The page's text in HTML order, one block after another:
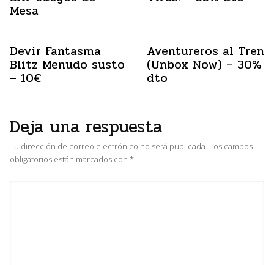
Mesa
Devir Fantasma
Blitz Menudo susto
– 10€
Aventureros al Tren
(Unbox Now) – 30%
dto
Deja una respuesta
Tu dirección de correo electrónico no será publicada. Los campos
obligatorios están marcados con *